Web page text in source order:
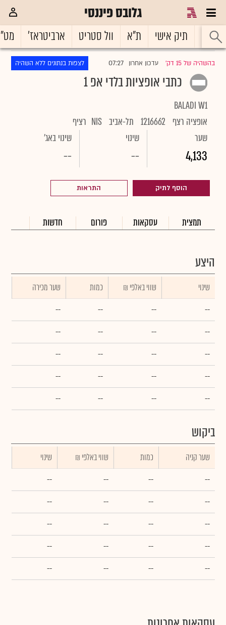
גלובס פיננסי
ראשי תיק אישי ת"א וול סטריט ארביטראז'
בהשהיה של 15 דק' |עדכון אחרון 07:27 לצפות בנתונים ללא השהיה
כתבי אופציות בלדי אפ 1
BALADI W1
אופציה רצף 1216662 תל-אביב NIS רציף
שער
4,133
שינוי
--
שינוי באג'
--
הוסף לתיק התראות
תמצית עסקאות פורום חדשות
היצע
שינוי ₪ שווי באלפי כמות
שער מכירה
--
--
--
--
--
--
--
--
--
--
--
--
--
--
--
--
--
--
--
--
ביקוש
שער קניה כמות ₪ שווי באלפי
שינוי
--
--
--
--
--
--
--
--
--
--
--
--
--
--
--
--
--
--
--
--